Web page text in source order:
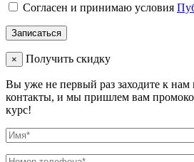
Согласен и принимаю условия
× Получить скидку
Вы уже не первый раз заходите к нам
контакты, и мы пришлем вам
курс!